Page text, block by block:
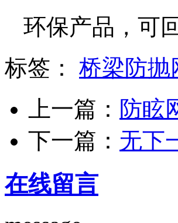
环保产品，可
标签： 桥梁防抛
上一篇： 防眩
下一篇： 无下
在线留言